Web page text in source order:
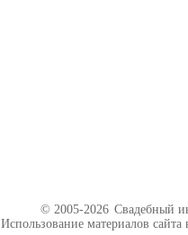
© 2005-2026 Свадебный
Использование материалов